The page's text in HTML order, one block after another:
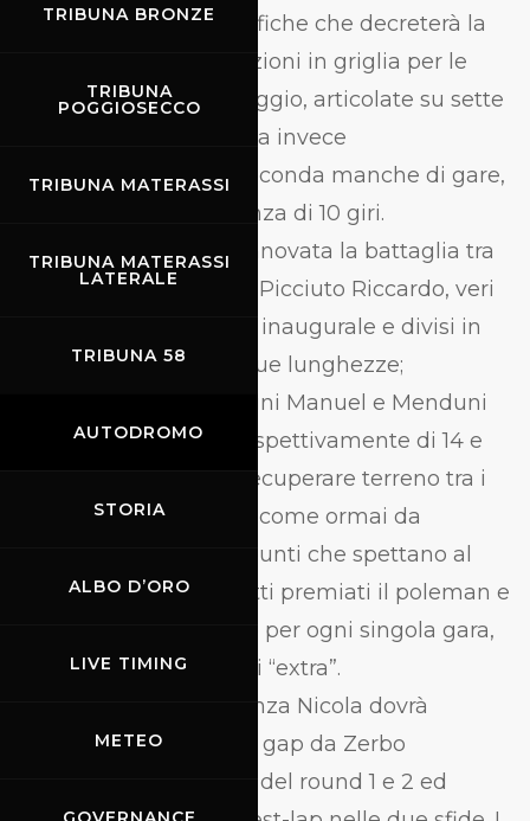
TRIBUNA BRONZE
TRIBUNA
POGGIOSECCO
TRIBUNA MATERASSI
TRIBUNA MATERASSI
LATERALE
TRIBUNA 58
AUTODROMO
STORIA
ALBO D’ORO
LIVE TIMING
METEO
secondo turno di qualifiche che decreterà la
Pole Position e le posizioni in griglia per le
gare sprint del pomeriggio, articolate su sette
giri. Domenica riservata invece
esclusivamente alla seconda manche di gare,
svolte queste su distanza di 10 giri.
La classe 600 vedrà rinnovata la battaglia tra
Giordano Travagliati e Picciuto Riccardo, veri
protagonisti nel round inaugurale e divisi in
classifica da appena due lunghezze;
attenzione però a Torrini Manuel e Menduni
Giovanni, distanziati rispettivamente di 14 e
22 punti ma decisi a recuperare terreno tra i
59 punti totali in palio; come ormai da
tradizione, oltre ai 25 punti che spettano al
vincitore, saranno infatti premiati il poleman e
l’autore del giro veloce per ogni singola gara,
per un totale di 9 punti “extra”.
Nella Classe 1000 Scienza Nicola dovrà
cercare di accorciare il gap da Zerbo
Sebastiano, mattatore del round 1 e 2 ed